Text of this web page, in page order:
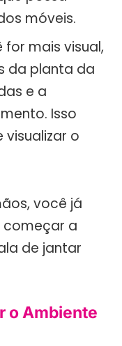
móveis.
for mais visual,
da planta da
e a
Isso
o
você já
começar a
de jantar
o Ambiente